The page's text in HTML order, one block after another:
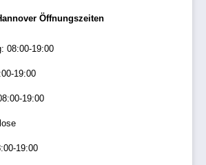
Öffnungszeiten
08:00-19:00
19:00
19:00
19:00